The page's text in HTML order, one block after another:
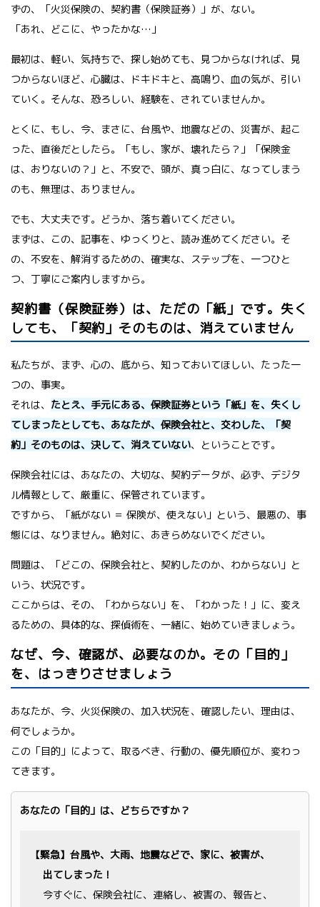
ずの、「火災保険の、契約書（保険証券）」が、ない。
「あれ、どこに、やったかな…」
最初は、軽い、気持ちで、探し始めても、見つからなければ、見
つからないほど、心臓は、ドキドキと、高鳴り、血の気が、引い
ていく。そんな、恐ろしい、経験を、されていませんか。
とくに、もし、今、まさに、台風や、地震などの、災害が、起こ
った、直後だとしたら。「もし、家が、壊れたら？」「保険金
は、おりないの？」と、不安で、頭が、真っ白に、なってしまう
のも、無理は、ありません。
でも、大丈夫です。どうか、落ち着いてください。
まずは、この、記事を、ゆっくりと、読み進めてください。そ
の、不安を、解消するための、確実な、ステップを、一つひと
つ、丁寧にご案内しますから。
契約書（保険証券）は、ただの「紙」です。失く
しても、「契約」そのものは、消えていません
私たちが、まず、心の、底から、知っておいてほしい、たった一
つの、事実。
それは、 たとえ、手元にある、保険証券という「紙」を、失くし
てしまったとしても、あなたが、保険会社と、交わした、「契
約」そのものは、決して、消えていない、ということです。
保険会社には、あなたの、大切な、契約データが、必ず、デジタ
ル情報として、厳重に、保管されています。
ですから、「紙がない ＝ 保険が、使えない」という、最悪の、事
態には、なりません。絶対に、あきらめないでください。
問題は、「どこの、保険会社と、契約したのか、わからない」と
いう、状況です。
ここからは、その、「わからない」を、「わかった！」に、変え
るための、具体的な、探偵術を、一緒に、始めていきましょう。
なぜ、今、確認が、必要なのか。その「目的」
を、はっきりさせましょう
あなたが、今、火災保険の、加入状況を、確認したい、理由は、
何でしょうか。
この「目的」によって、取るべき、行動の、優先順位が、変わっ
てきます。
あなたの「目的」は、どちらですか？
【緊急】台風や、大雨、地震などで、家に、被害が、
出てしまった！
今すぐに、保険会社に、連絡し、被害の、報告と、